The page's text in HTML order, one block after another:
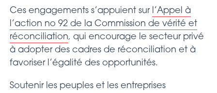
Ces engagements s’appuient sur l’Appel à
l’action no 92 de la Commission de vérité et
réconciliation, qui encourage le secteur privé
à adopter des cadres de réconciliation et à
favoriser l’égalité des opportunités.
Soutenir les peuples et les entreprises